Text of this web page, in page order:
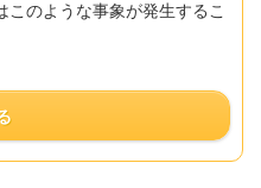
のような事象が発生するこ